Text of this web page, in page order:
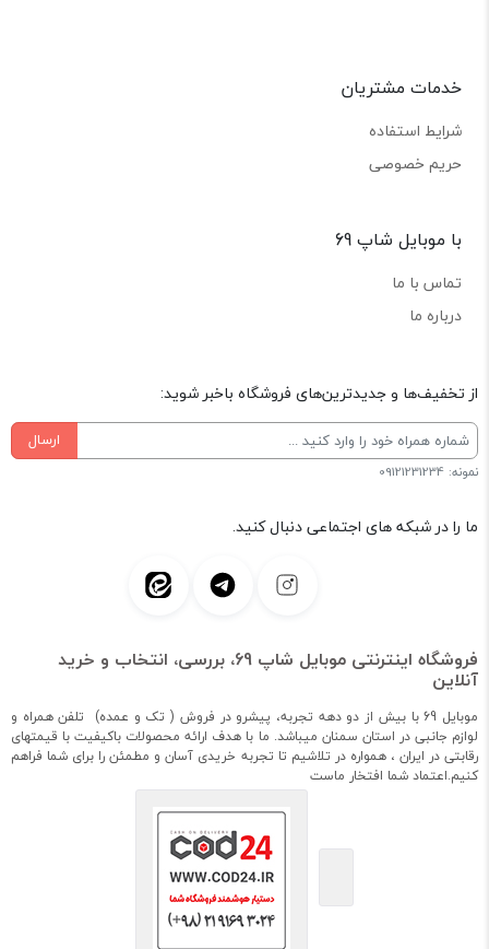
خدمات مشتریان
شرایط استفاده
حریم خصوصی
با موبایل شاپ 69
تماس با ما
درباره ما
از تخفیف‌ها و جدیدترین‌های فروشگاه باخبر شوید:
ارسال
نمونه: 09121231234
ما را در شبکه های اجتماعی دنبال کنید.
فروشگاه اینترنتی موبایل شاپ 69، بررسی، انتخاب و خرید
آنلاین
موبایل 69 با بیش از دو دهه تجربه، پیشرو در فروش ( تک و عمده) تلفن همراه و
لوازم جانبی در استان سمنان میباشد. ما با هدف ارائه محصولات باکیفیت با قیمتهای
رقابتی در ایران ، همواره در تلاشیم تا تجربه خریدی آسان و مطمئن را برای شما فراهم
کنیم.اعتماد شما افتخار ماست